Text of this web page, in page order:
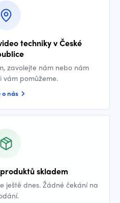
techniky v České
zavolejte nám nebo nám
pomůžeme.
o nás
skladem
ještě dnes. Žádné čekání na